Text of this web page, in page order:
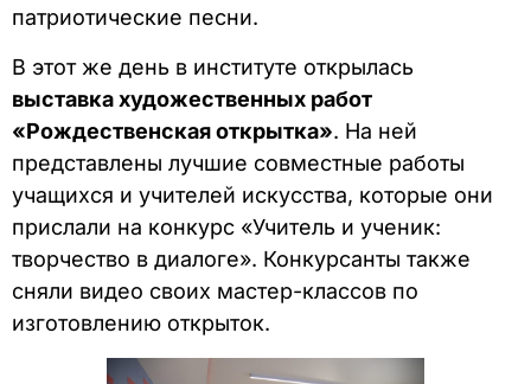
патриотические песни.
В этот же день в институте открылась
выставка художественных работ
«Рождественская открытка». На ней
представлены лучшие совместные работы
учащихся и учителей искусства, которые они
прислали на конкурс «Учитель и ученик:
творчество в диалоге». Конкурсанты также
сняли видео своих мастер-классов по
изготовлению открыток.